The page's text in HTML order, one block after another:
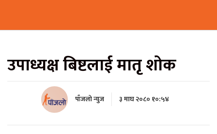
उपाध्यक्ष बिष्टलाई मातृ शोक
पाँजलो न्युज ३ माघ २०८० १०:५४